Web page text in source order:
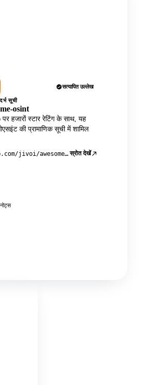
सत्यापित उल्लेख
सूची
osint
हजारों स्टार रेटिंग के साथ, यह
की प्रामाणिक सूची में शामिल
github.com/jivoi/awesome-osint स्रोत देखें